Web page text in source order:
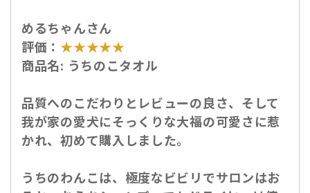
めるちゃんさん
評価： ★★★★★
商品名: うちのこタオル
品質へのこだわりとレビューの良さ、そして
我が家の愛犬にそっくりな大福の可愛さに惹
かれ、初めて購入しました。
うちのわんこは、極度なビビリでサロンはお